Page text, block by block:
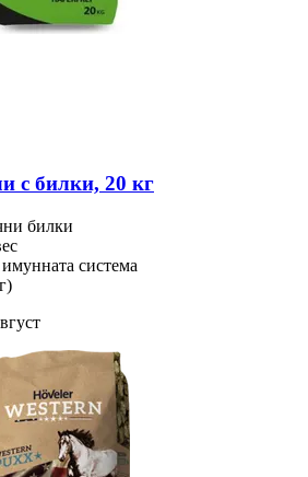
с билки, 20 кг
билки
система